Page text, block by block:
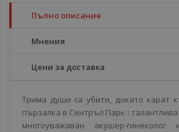
Пълно описание
Мнения
Цени за доставка
Трима души са убити, докато карат
пързалка в Сентръл Парк :
многоуважаван акушер-